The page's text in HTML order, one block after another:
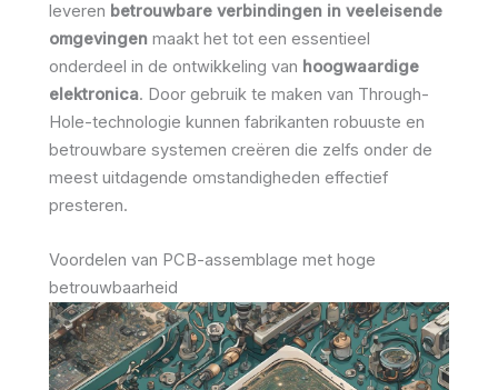
leveren betrouwbare verbindingen in veeleisende
omgevingen maakt het tot een essentieel
onderdeel in de ontwikkeling van hoogwaardige
elektronica. Door gebruik te maken van Through-
Hole-technologie kunnen fabrikanten robuuste en
betrouwbare systemen creëren die zelfs onder de
meest uitdagende omstandigheden effectief
presteren.
Voordelen van PCB-assemblage met hoge
betrouwbaarheid